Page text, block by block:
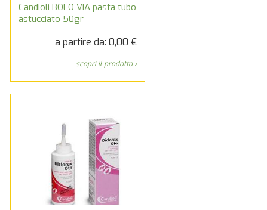
Candioli BOLO VIA pasta tubo
astucciato 50gr
a partire da: 0,00 €
scopri il prodotto ›